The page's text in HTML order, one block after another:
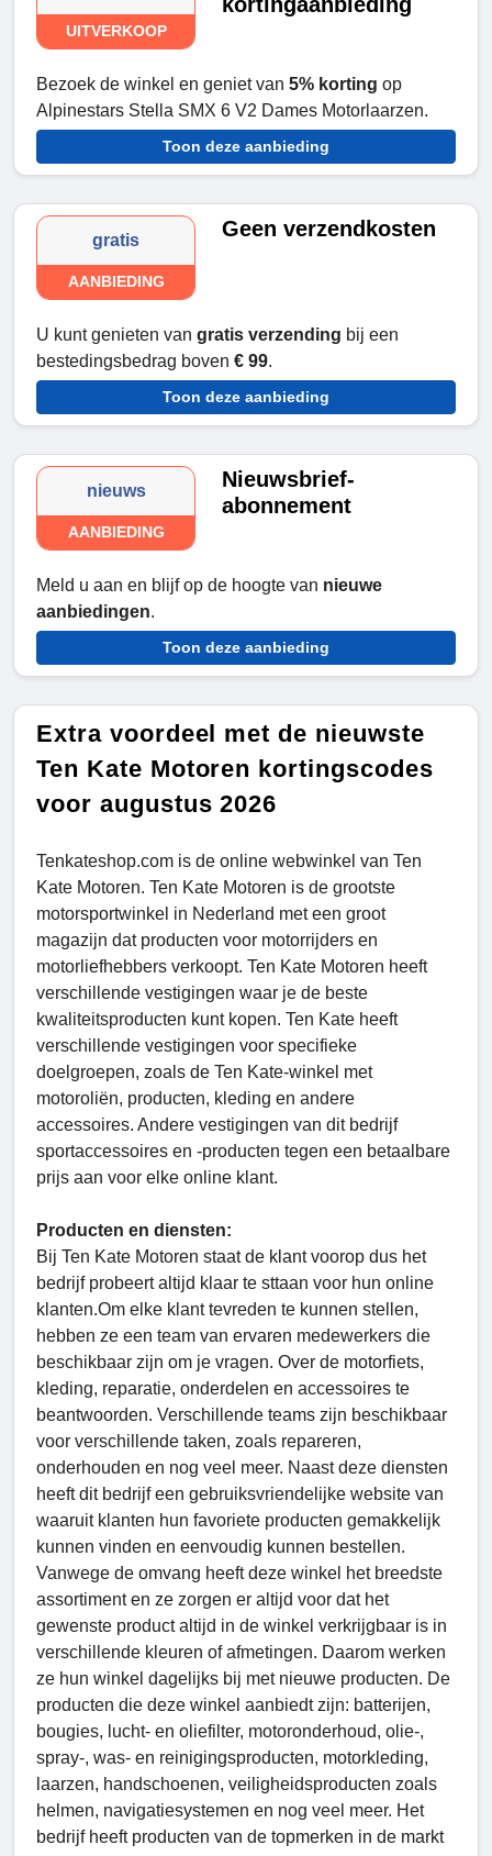
UITVERKOOP
Bezoek de winkel en geniet van 5% korting op
Alpinestars Stella SMX 6 V2 Dames Motorlaarzen.
Toon deze aanbieding
gratis
AANBIEDING
Geen verzendkosten
U kunt genieten van gratis verzending bij een
bestedingsbedrag boven € 99.
Toon deze aanbieding
nieuws
AANBIEDING
Nieuwsbrief-
abonnement
Meld u aan en blijf op de hoogte van nieuwe
aanbiedingen.
Toon deze aanbieding
Extra voordeel met de nieuwste
Ten Kate Motoren kortingscodes
voor augustus 2026
Tenkateshop.com is de online webwinkel van Ten
Kate Motoren. Ten Kate Motoren is de grootste
motorsportwinkel in Nederland met een groot
magazijn dat producten voor motorrijders en
motorliefhebbers verkoopt. Ten Kate Motoren heeft
verschillende vestigingen waar je de beste
kwaliteitsproducten kunt kopen. Ten Kate heeft
verschillende vestigingen voor specifieke
doelgroepen, zoals de Ten Kate-winkel met
motoroliën, producten, kleding en andere
accessoires. Andere vestigingen van dit bedrijf
sportaccessoires en -producten tegen een betaalbare
prijs aan voor elke online klant.
Producten en diensten:
Bij Ten Kate Motoren staat de klant voorop dus het
bedrijf probeert altijd klaar te sttaan voor hun online
klanten.Om elke klant tevreden te kunnen stellen,
hebben ze een team van ervaren medewerkers die
beschikbaar zijn om je vragen. Over de motorfiets,
kleding, reparatie, onderdelen en accessoires te
beantwoorden. Verschillende teams zijn beschikbaar
voor verschillende taken, zoals repareren,
onderhouden en nog veel meer. Naast deze diensten
heeft dit bedrijf een gebruiksvriendelijke website van
waaruit klanten hun favoriete producten gemakkelijk
kunnen vinden en eenvoudig kunnen bestellen.
Vanwege de omvang heeft deze winkel het breedste
assortiment en ze zorgen er altijd voor dat het
gewenste product altijd in de winkel verkrijgbaar is in
verschillende kleuren of afmetingen. Daarom werken
ze hun winkel dagelijks bij met nieuwe producten. De
producten die deze winkel aanbiedt zijn: batterijen,
bougies, lucht- en oliefilter, motoronderhoud, olie-,
spray-, was- en reinigingsproducten, motorkleding,
laarzen, handschoenen, veiligheidsproducten zoals
helmen, navigatiesystemen en nog veel meer. Het
bedrijf heeft producten van de topmerken in de markt